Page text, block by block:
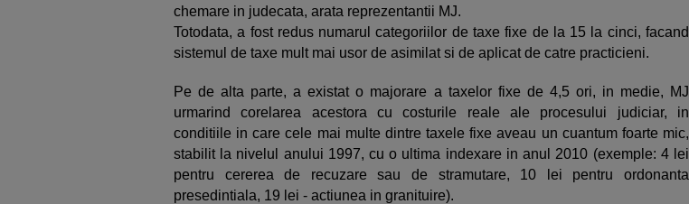
chemare in judecata, arata reprezentantii MJ.
Totodata, a fost redus numarul categoriilor de taxe fixe de la 15 la cinci, facand
sistemul de taxe mult mai usor de asimilat si de aplicat de catre practicieni.
Pe de alta parte, a existat o majorare a taxelor fixe de 4,5 ori, in medie, MJ
urmarind corelarea acestora cu costurile reale ale procesului judiciar, in
conditiile in care cele mai multe dintre taxele fixe aveau un cuantum foarte mic,
stabilit la nivelul anului 1997, cu o ultima indexare in anul 2010 (exemple: 4 lei
pentru cererea de recuzare sau de stramutare, 10 lei pentru ordonanta
presedintiala, 19 lei - actiunea in granituire).